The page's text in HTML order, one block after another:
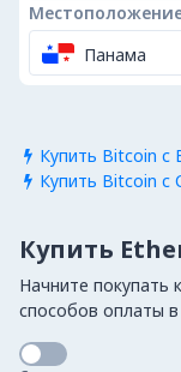
Панама
 Купить Bitcoin с
 Купить Bitcoin с
Купить
Начните покупать
способов оплаты